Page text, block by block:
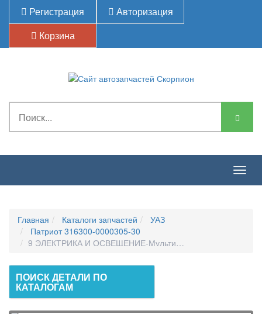
Регистрация
Авторизация
Корзина
Главная Каталоги запчастей
УАЗ
Патриот 316300-0000305-30
9 ЭЛЕКТРИКА И ОСВЕЩЕНИЕ-Мультимедийный
ПОИСК ДЕТАЛИ ПО
КАТАЛОГАМ